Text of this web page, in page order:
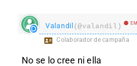
Valandil(@valandil)
Colaborador de campaña
No se lo cree ni ella